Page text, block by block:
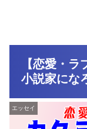
【恋愛・
小説家にな
エッセイ